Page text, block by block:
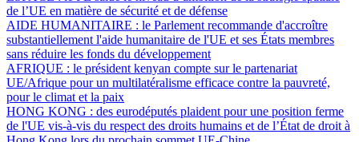
de l’UE en matière de sécurité et de défense
AIDE HUMANITAIRE : le Parlement recommande d'accroître
substantiellement l'aide humanitaire de l'UE et ses États membres
sans réduire les fonds du développement
AFRIQUE : le président kenyan compte sur le partenariat
UE/Afrique pour un multilatéralisme efficace contre la pauvreté,
pour le climat et la paix
HONG KONG : des eurodéputés plaident pour une position ferme
de l'UE vis-à-vis du respect des droits humains et de l’État de droit à